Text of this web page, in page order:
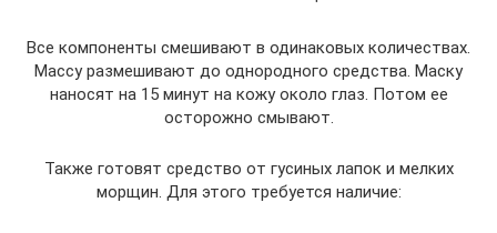
Все компоненты смешивают в одинаковых количествах.
Массу размешивают до однородного средства. Маску
наносят на 15 минут на кожу около глаз. Потом ее
осторожно смывают.
Также готовят средство от гусиных лапок и мелких
морщин. Для этого требуется наличие: